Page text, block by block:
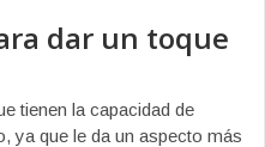
dar un toque
tienen la capacidad de
ya que le da un aspecto más